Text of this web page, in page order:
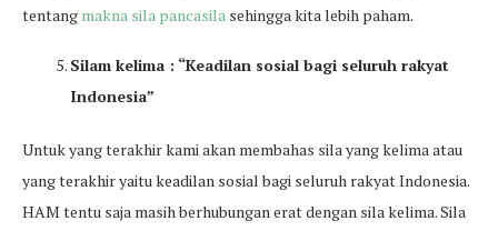
tentang makna sila pancasila sehingga kita lebih paham.
Silam kelima : “Keadilan sosial bagi seluruh rakyat
Indonesia”
Untuk yang terakhir kami akan membahas sila yang kelima atau
yang terakhir yaitu keadilan sosial bagi seluruh rakyat Indonesia.
HAM tentu saja masih berhubungan erat dengan sila kelima. Sila